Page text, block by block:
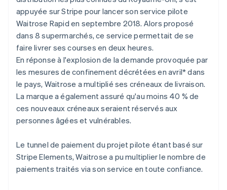
Découvrez les prochaines évolutions
Radar
Prévention de la fraude
Atlas
Constitution de start-up
Climate
Élimination du carbone
Identity
Vérification de l'identité
Stripe Sessions 2026
Découvrez comment Stripe construit l’infrastructure
Commerce en ligne
Écosystème
Partenaires
Stripe App Marketplace
appuyée sur Stripe pour lancer son service pilote
Waitrose Rapid en septembre 2018. Alors proposé
dans 8 supermarchés, ce service permettait de se
faire livrer ses courses en deux heures.
En réponse à l'explosion de la demande provoquée par
les mesures de confinement décrétées en avril* dans
le pays, Waitrose a multiplié ses créneaux de livraison.
La marque a également assuré qu'au moins 40 % de
ces nouveaux créneaux seraient réservés aux
personnes âgées et vulnérables.
Le tunnel de paiement du projet pilote étant basé sur
Stripe Elements, Waitrose a pu multiplier le nombre de
paiements traités via son service en toute confiance.